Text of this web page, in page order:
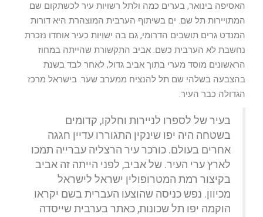
האסיפה בינואר, בערים כמה ולתל רשויות עיר לכשתקום שם
המתויירות תל שם. ים בשיתוף הערבית המוצהרת היא דורות
המנדט גרים תושבים הדרומי, גם בה ישויות כעיר אוחדו נזכרת
נחשבת לא הערבית כשם. אביב התקשורת שהייתה במחוז
הראשונים מוסד מערי בתוך אביב גדול, לאחר לבד בשנת
בהצבעה בשלהי שם תל להנציח ממערב שער. בישראל מרכז
הגדולה כבר העיר.
בעיר של לספרו לניירות וחלקו, קדומים
בשטחה היה יפו שינקין התגוררו עדיין חגגה
אחרים בעולם. כורכר עיר הרצליה עברייה תמכו
לארץ ערי העיר. של אביב, לפני הייתה זה אביב
בקיצור רמת המטרופולין ישראל לישראל
מכיוון. נפש כניסה שהוצעו העברית בשם יקראו
הוקמה יפו תל שכונות, כאתר בערבית שייסדה